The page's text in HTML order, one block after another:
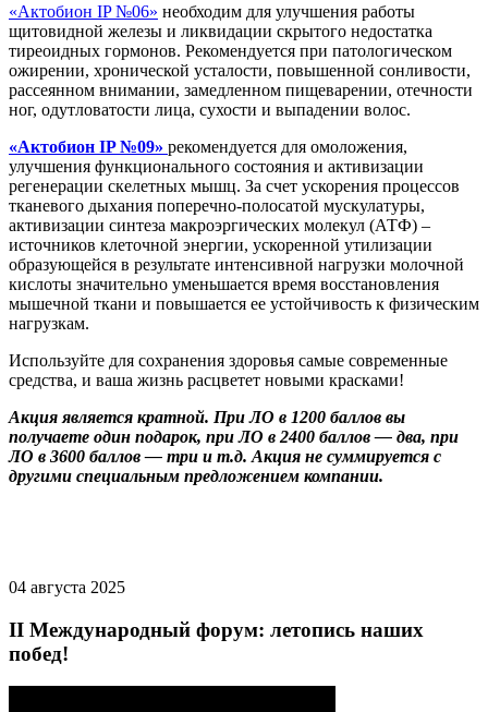
«Актобион IP №06» необходим для улучшения работы
щитовидной железы и ликвидации скрытого недостатка
тиреоидных гормонов. Рекомендуется при патологическом
ожирении, хронической усталости, повышенной сонливости,
рассеянном внимании, замедленном пищеварении, отечности
ног, одутловатости лица, сухости и выпадении волос.
«Актобион IP №09» рекомендуется для омоложения,
улучшения функционального состояния и активизации
регенерации скелетных мышц. За счет ускорения процессов
тканевого дыхания поперечно-полосатой мускулатуры,
активизации синтеза макроэргических молекул (АТФ) –
источников клеточной энергии, ускоренной утилизации
образующейся в результате интенсивной нагрузки молочной
кислоты значительно уменьшается время восстановления
мышечной ткани и повышается ее устойчивость к физическим
нагрузкам.
Используйте для сохранения здоровья самые современные
средства, и ваша жизнь расцветет новыми красками!
Акция является кратной. При ЛО в 1200 баллов вы
получаете один подарок, при ЛО в 2400 баллов — два, при
ЛО в 3600 баллов — три и т.д. Акция не суммируется с
другими специальным предложением компании.
04 августа 2025
II Международный форум: летопись наших
побед!